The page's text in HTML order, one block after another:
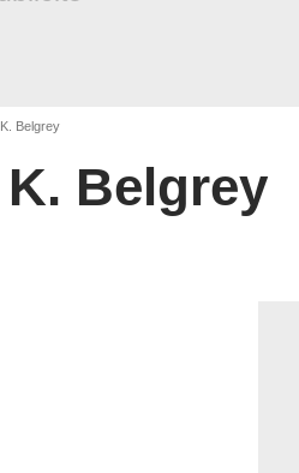
Belgrey
Belgrey